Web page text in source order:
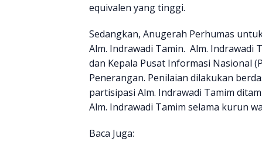
equivalen yang tinggi.
Sedangkan, Anugerah Perhumas
Alm. Indrawadi Tamin. Alm. Indrawadi
dan Kepala Pusat Informasi Nasional
Penerangan. Penilaian dilakukan
partisipasi Alm. Indrawadi Tamim
Alm. Indrawadi Tamim selama kurun
Baca Juga: